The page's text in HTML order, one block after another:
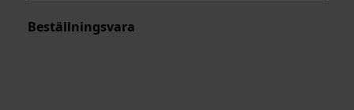
Beställningsvara